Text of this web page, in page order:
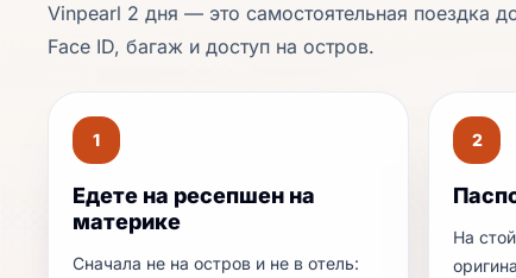
Vinpearl 2 дня — это самостоятельная поездка
Face ID, багаж и доступ на остров.
1
Едете на ресепшен на
материке
Сначала не на остров и не в отель:
2
На